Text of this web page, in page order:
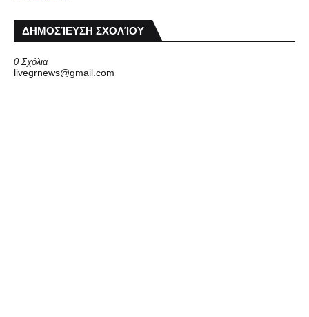
ΔΗΜΟΣΊΕΥΣΗ ΣΧΟΛΊΟΥ
0 Σχόλια
livegrnews@gmail.com